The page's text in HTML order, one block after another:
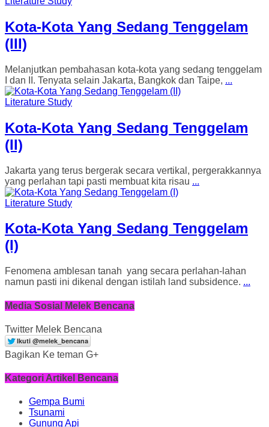
Kota-Kota Yang Sedang Tenggelam
(III)
Melanjutkan pembahasan kota-kota yang sedang tenggelam
I dan II. Tenyata selain Jakarta, Bangkok dan Taipe, ...
Literature Study
Kota-Kota Yang Sedang Tenggelam
(II)
Jakarta yang terus bergerak secara vertikal, pergerakkannya
yang perlahan tapi pasti membuat kita risau ...
Literature Study
Kota-Kota Yang Sedang Tenggelam
(I)
Fenomena amblesan tanah yang secara perlahan-lahan
namun pasti ini dikenal dengan istilah land subsidence. ...
Media Sosial Melek Bencana
Twitter Melek Bencana
Bagikan Ke teman G+
Kategori Artikel Bencana
Gempa Bumi
Tsunami
Gunung Api